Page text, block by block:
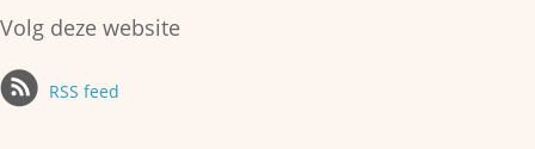
Volg deze website
RSS feed